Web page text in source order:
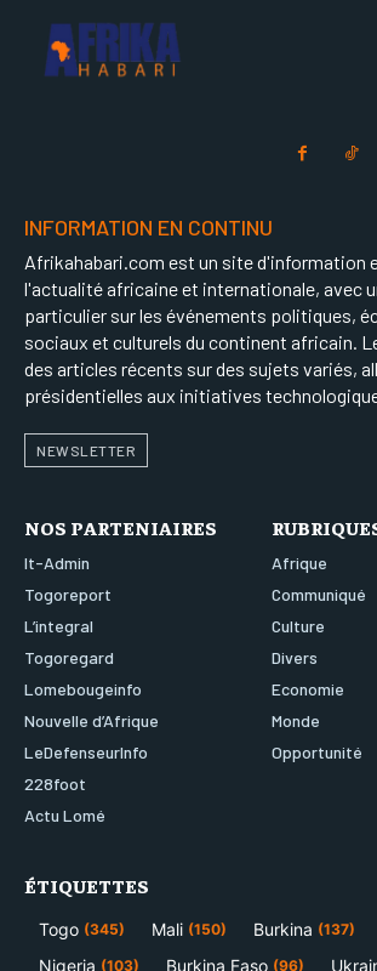
INFORMATION EN CONTINU
Afrikahabari.com est un site d'information
l'actualité africaine et internationale, avec
particulier sur les événements politiques,
sociaux et culturels du continent africain.
des articles récents sur des sujets variés,
présidentielles aux initiatives
NEWSLETTER
NOS PARTENIAIRES
It-Admin
Togoreport
L’integral
Togoregard
Lomebougeinfo
Nouvelle d’Afrique
LeDefenseurInfo
228foot
Actu Lomé
Afrique
Communiqué
Culture
Divers
Economie
Monde
Opportunité
ÉTIQUETTES
Togo (345) Mali (150) Burkina (137)
Nigeria (103) Burkina Faso (96)